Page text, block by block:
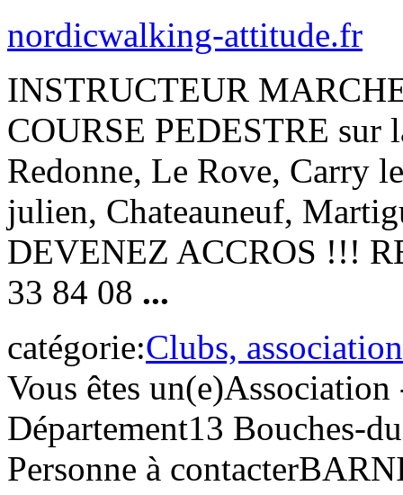
nordicwalking-attitude.fr
INSTRUCTEUR
COURSE PEDESTRE sur
Redonne, Le Rove, Carry
julien, Chateauneuf,
DEVENEZ ACCROS !!!
33 84 08 ...
catégorie:Clubs,
Vous êtes un(e)Association
Département13 Bouches-
Personne à contacter